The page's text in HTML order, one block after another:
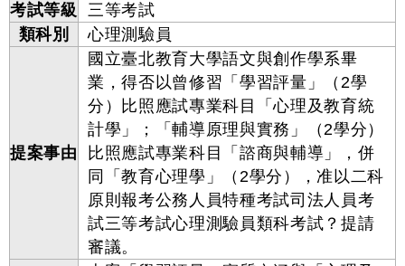
考試等級
三等考試
類科別
心理測驗員
提案事由
國立臺北教育大學語文與創作學系畢
業，得否以曾修習「學習評量」（2學
分）比照應試專業科目「心理及教育統
計學」；「輔導原理與實務」（2學分）
比照應試專業科目「諮商與輔導」，併
同「教育心理學」（2學分），准以二科
原則報考公務人員特種考試司法人員考
試三等考試心理測驗員類科考試？提請
審議。